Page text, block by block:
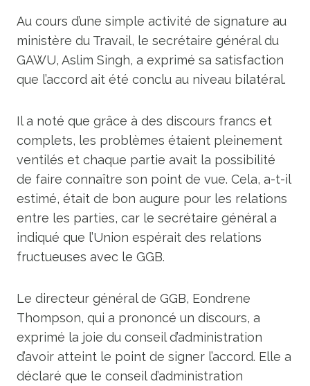
Au cours d’une simple activité de signature au
ministère du Travail, le secrétaire général du
GAWU, Aslim Singh, a exprimé sa satisfaction
que l’accord ait été conclu au niveau bilatéral.
Il a noté que grâce à des discours francs et
complets, les problèmes étaient pleinement
ventilés et chaque partie avait la possibilité
de faire connaître son point de vue. Cela, a-t-il
estimé, était de bon augure pour les relations
entre les parties, car le secrétaire général a
indiqué que l’Union espérait des relations
fructueuses avec le GGB.
Le directeur général de GGB, Eondrene
Thompson, qui a prononcé un discours, a
exprimé la joie du conseil d’administration
d’avoir atteint le point de signer l’accord. Elle a
déclaré que le conseil d’administration